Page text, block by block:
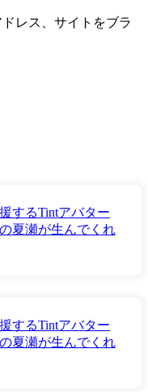
レス、サイトをブラ
するTintアバター
夏瀬が生んでくれ
するTintアバター
夏瀬が生んでくれ